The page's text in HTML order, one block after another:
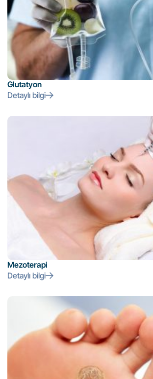
Glutatyon
Detaylı bilgi
Mezoterapi
Detaylı bilgi